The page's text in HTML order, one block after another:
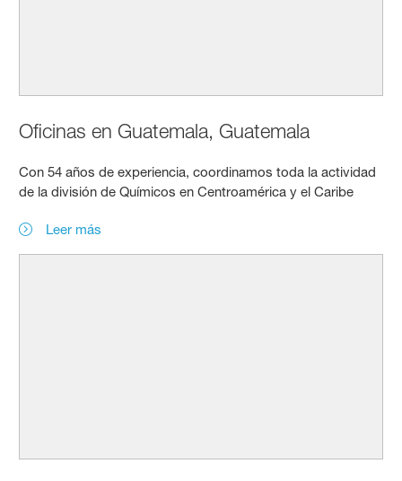
Oficinas en Guatemala, Guatemala
Con 54 años de experiencia, coordinamos toda la actividad
de la división de Químicos en Centroamérica y el Caribe
Leer más